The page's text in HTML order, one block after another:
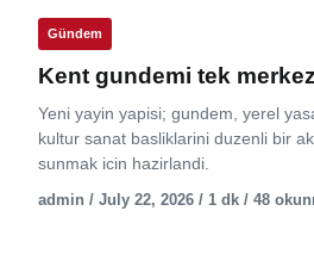
Gündem
Kent gundemi tek
Yeni yayin yapisi; gundem, yerel
kultur sanat basliklarini duzenli bir
sunmak icin hazirlandi.
admin / July 22, 2026 / 1 dk / 48